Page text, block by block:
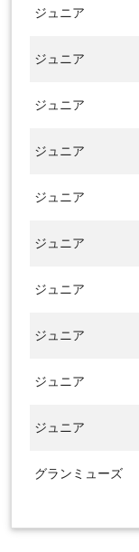
ジュニア
ジュニア
ジュニア
ジュニア
ジュニア
ジュニア
ジュニア
ジュニア
ジュニア
ジュニア
グランミューズ